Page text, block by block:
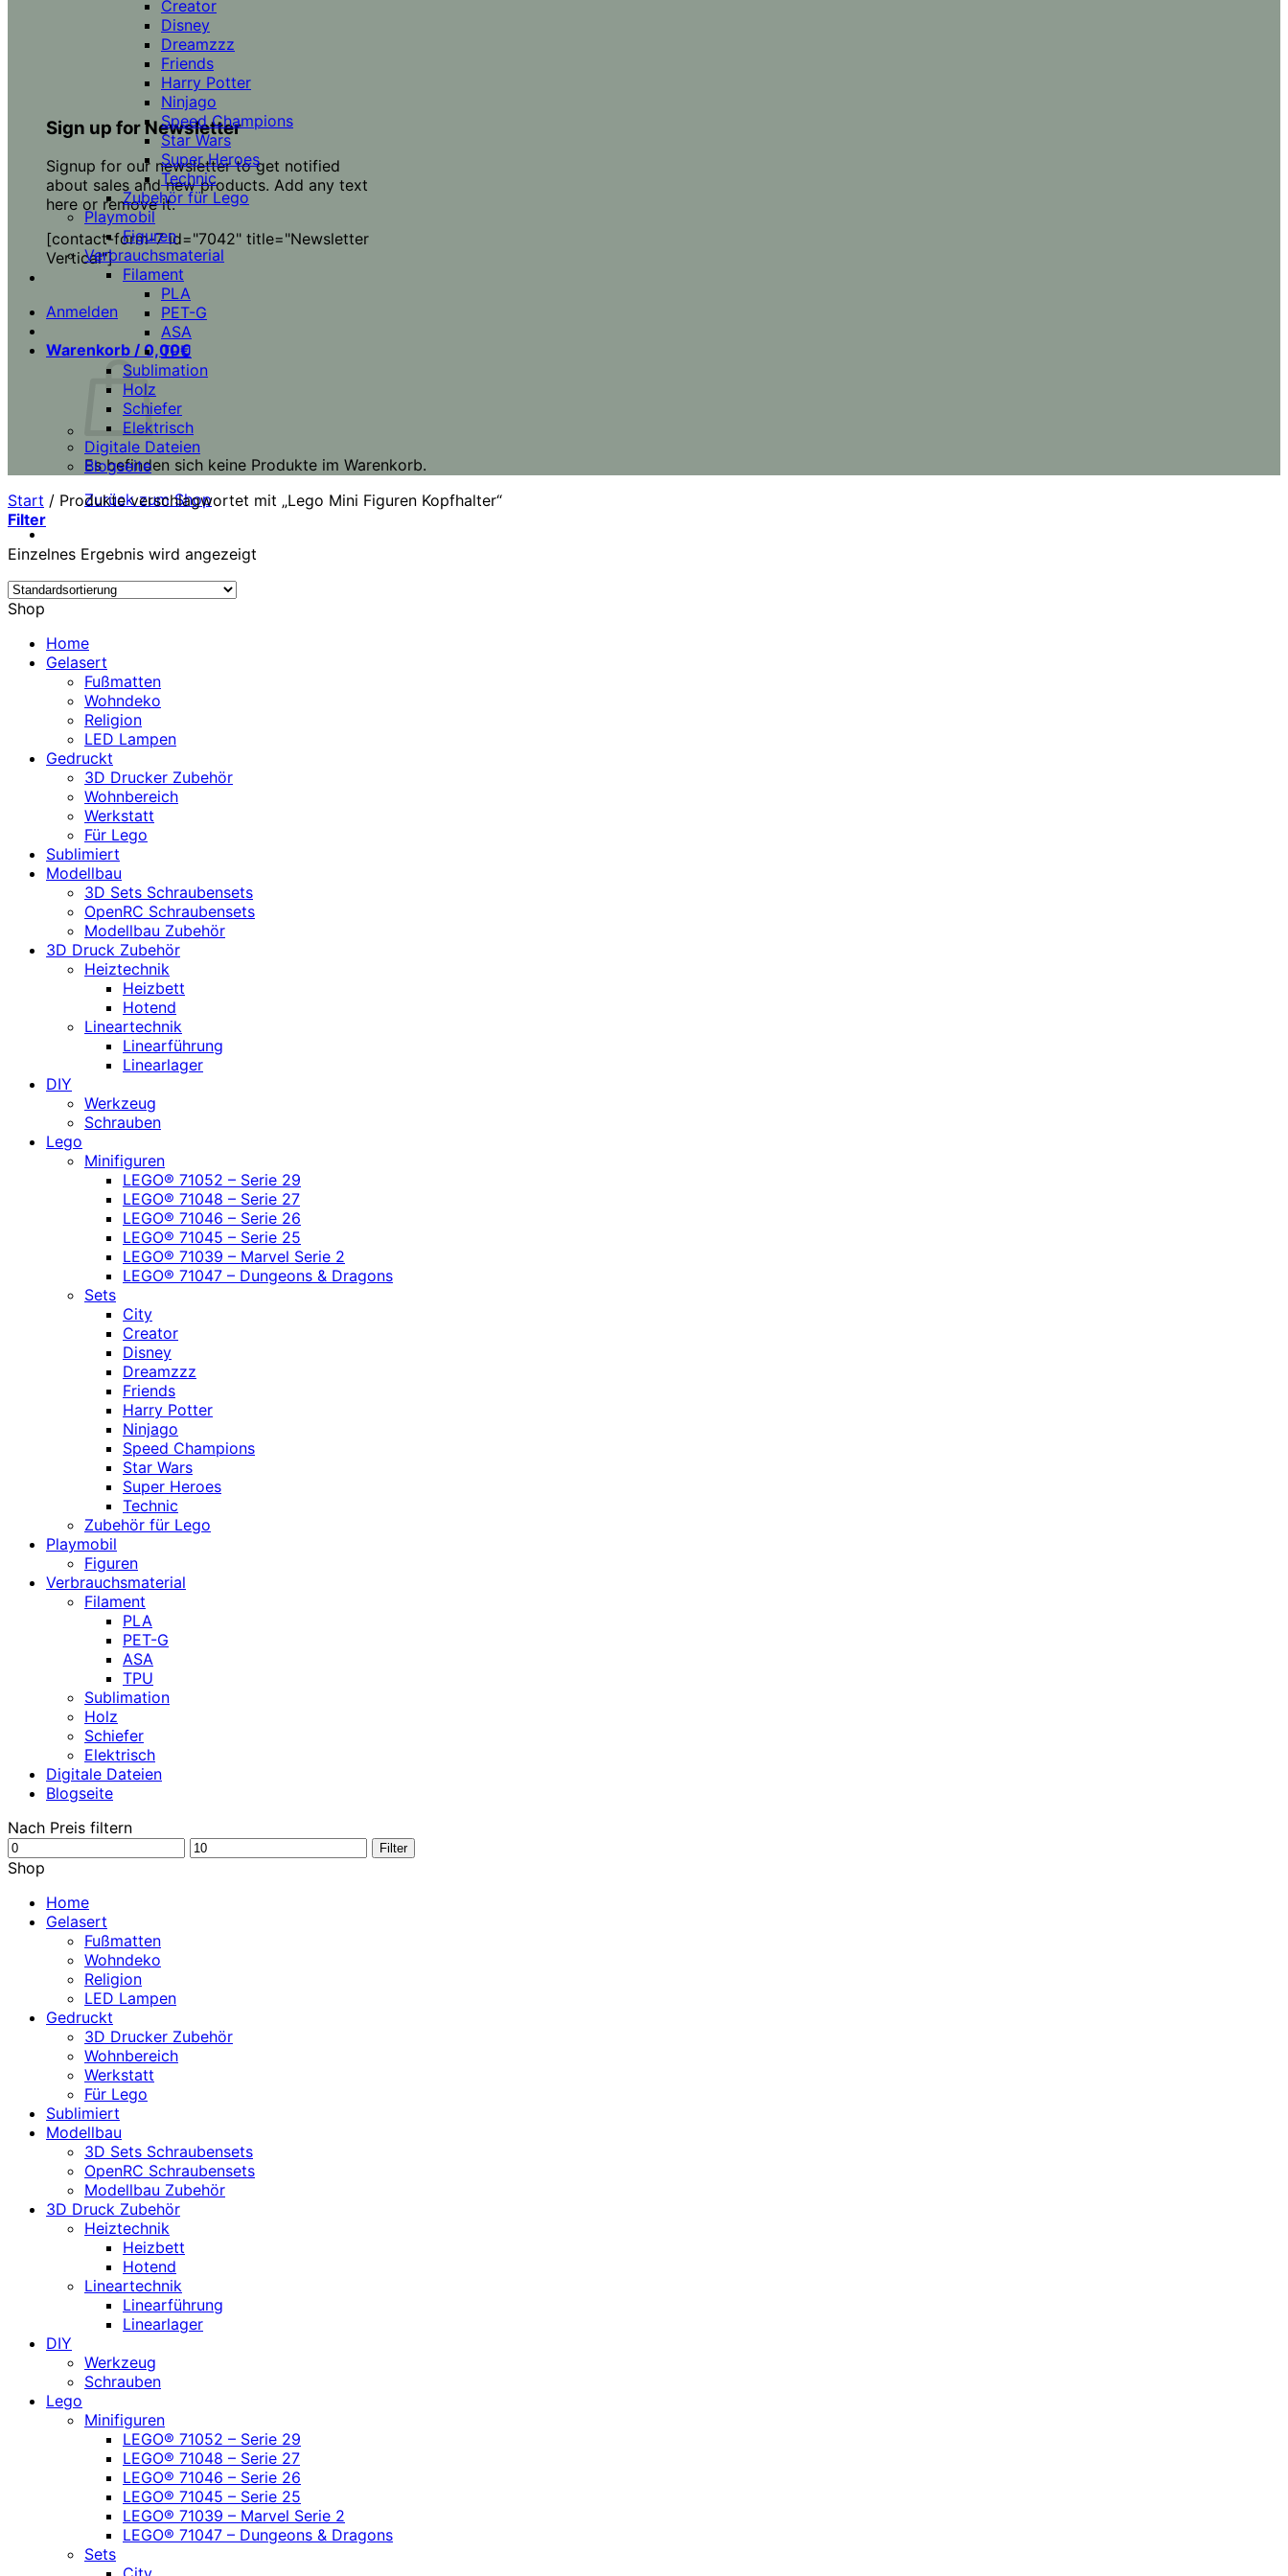
Sign up for Newsletter
Signup for our newsletter to get notified
about sales and new products. Add any text
here or remove it.
[contact-form-7 id="7042" title="Newsletter
Vertical"]
Anmelden
Warenkorb / 0,00€
Es befinden sich keine Produkte im Warenkorb.
Zurück zum Shop
Creator
Disney
Dreamzzz
Friends
Harry Potter
Ninjago
Speed Champions
Star Wars
Super Heroes
Technic
Zubehör für Lego
Playmobil
Figuren
Verbrauchsmaterial
Filament
PLA
PET-G
ASA
TPU
Sublimation
Holz
Schiefer
Elektrisch
Digitale Dateien
Blogseite
Start / Produkte verschlagwortet mit „Lego Mini Figuren Kopfhalter“
Filter
Einzelnes Ergebnis wird angezeigt
Shop
Home
Gelasert
Fußmatten
Wohndeko
Religion
LED Lampen
Gedruckt
3D Drucker Zubehör
Wohnbereich
Werkstatt
Für Lego
Sublimiert
Modellbau
3D Sets Schraubensets
OpenRC Schraubensets
Modellbau Zubehör
3D Druck Zubehör
Heiztechnik
Heizbett
Hotend
Lineartechnik
Linearführung
Linearlager
DIY
Werkzeug
Schrauben
Lego
Minifiguren
LEGO® 71052 – Serie 29
LEGO® 71048 – Serie 27
LEGO® 71046 – Serie 26
LEGO® 71045 – Serie 25
LEGO® 71039 – Marvel Serie 2
LEGO® 71047 – Dungeons & Dragons
Sets
City
Creator
Disney
Dreamzzz
Friends
Harry Potter
Ninjago
Speed Champions
Star Wars
Super Heroes
Technic
Zubehör für Lego
Playmobil
Figuren
Verbrauchsmaterial
Filament
PLA
PET-G
ASA
TPU
Sublimation
Holz
Schiefer
Elektrisch
Digitale Dateien
Blogseite
Nach Preis filtern
Min.
Preis
Max.
Filter
Shop
Home
Gelasert
Fußmatten
Wohndeko
Religion
LED Lampen
Gedruckt
3D Drucker Zubehör
Wohnbereich
Werkstatt
Für Lego
Sublimiert
Modellbau
3D Sets Schraubensets
OpenRC Schraubensets
Modellbau Zubehör
3D Druck Zubehör
Heiztechnik
Heizbett
Hotend
Lineartechnik
Linearführung
Linearlager
DIY
Werkzeug
Schrauben
Lego
Minifiguren
LEGO® 71052 – Serie 29
LEGO® 71048 – Serie 27
LEGO® 71046 – Serie 26
LEGO® 71045 – Serie 25
LEGO® 71039 – Marvel Serie 2
LEGO® 71047 – Dungeons & Dragons
Sets